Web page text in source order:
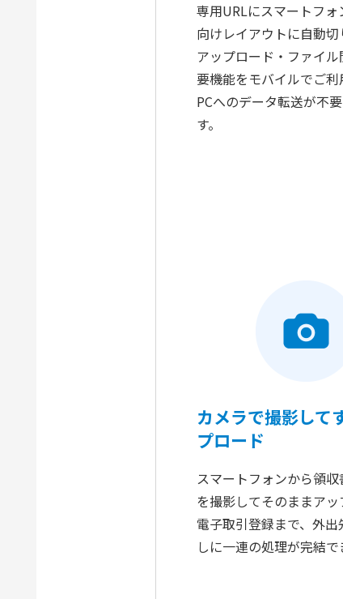
専用URLにスマートフ
向けレイアウトに自動切
アップロード・ファイ
要機能をモバイルでご利
PCへのデータ転送が不
す。
カメラで撮影して
プロード
スマートフォンから領
を撮影してそのままアッ
電子取引登録まで、外出
しに一連の処理が完結で